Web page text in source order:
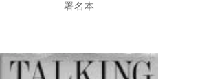
署名本